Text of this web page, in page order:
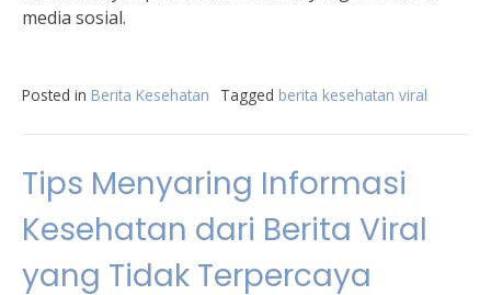
media sosial.
Posted in Berita Kesehatan Tagged berita kesehatan viral
Tips Menyaring Informasi
Kesehatan dari Berita Viral
yang Tidak Terpercaya